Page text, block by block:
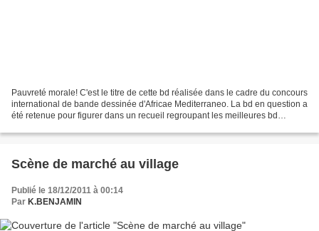
Pauvreté morale! C'est le titre de cette bd réalisée dans le cadre du concours
international de bande dessinée d'Africae Mediterraneo. La bd en question a
été retenue pour figurer dans un recueil regroupant les meilleures bd
Scène de marché au village
Publié le 18/12/2011 à 00:14
Par K.BENJAMIN